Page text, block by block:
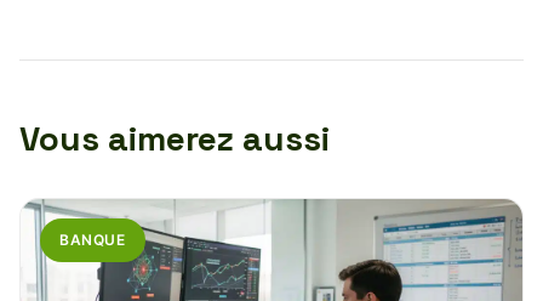
Vous aimerez aussi
BANQUE